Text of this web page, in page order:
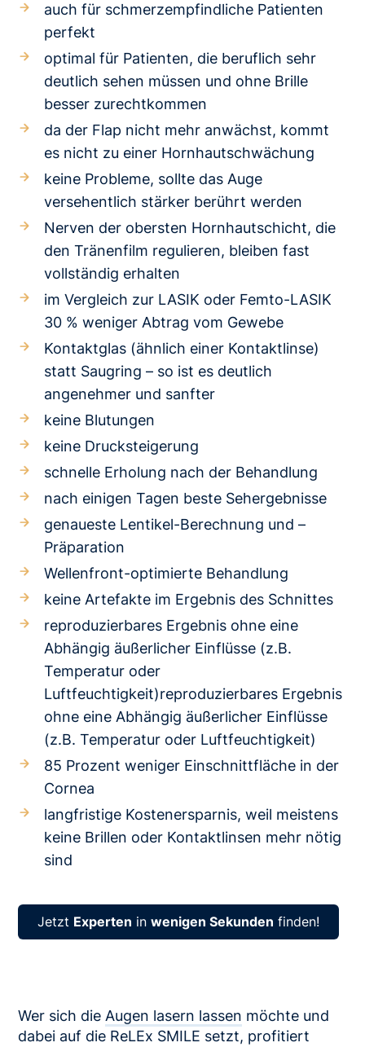
auch für schmerzempfindliche Patienten
perfekt
optimal für Patienten, die beruflich sehr
deutlich sehen müssen und ohne Brille
besser zurechtkommen
da der Flap nicht mehr anwächst, kommt
es nicht zu einer Hornhautschwächung
keine Probleme, sollte das Auge
versehentlich stärker berührt werden
Nerven der obersten Hornhautschicht, die
den Tränenfilm regulieren, bleiben fast
vollständig erhalten
im Vergleich zur LASIK oder Femto-LASIK
30 % weniger Abtrag vom Gewebe
Kontaktglas (ähnlich einer Kontaktlinse)
statt Saugring – so ist es deutlich
angenehmer und sanfter
keine Blutungen
keine Drucksteigerung
schnelle Erholung nach der Behandlung
nach einigen Tagen beste Sehergebnisse
genaueste Lentikel-Berechnung und –
Präparation
Wellenfront-optimierte Behandlung
keine Artefakte im Ergebnis des Schnittes
reproduzierbares Ergebnis ohne eine
Abhängig äußerlicher Einflüsse (z.B.
Temperatur oder
Luftfeuchtigkeit)reproduzierbares Ergebnis
ohne eine Abhängig äußerlicher Einflüsse
(z.B. Temperatur oder Luftfeuchtigkeit)
85 Prozent weniger Einschnittfläche in der
Cornea
langfristige Kostenersparnis, weil meistens
keine Brillen oder Kontaktlinsen mehr nötig
sind
Jetzt Experten inwenigen Sekunden finden!
Wer sich die Augen lasern lassen möchte und
dabei auf die ReLEx SMILE setzt, profitiert